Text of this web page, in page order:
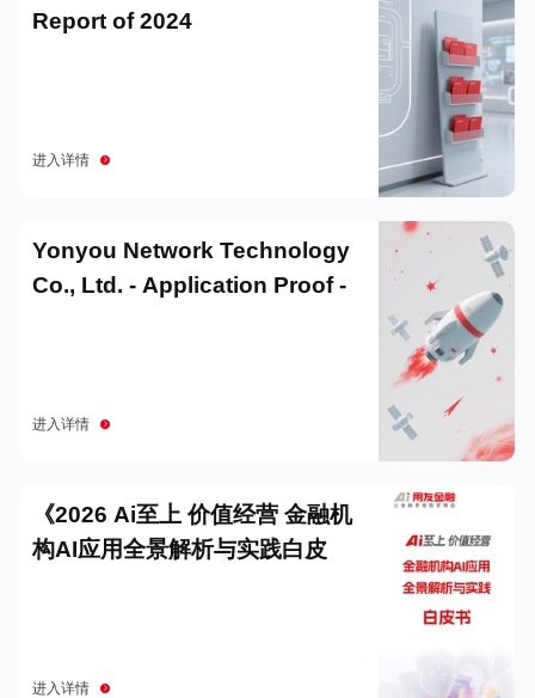
Report of 2024
进入详情
Yonyou Network Technology
Co., Ltd. - Application Proof -
进入详情
《2026 Ai至上 价值经营 金融机
构AI应用全景解析与实践白皮
进入详情